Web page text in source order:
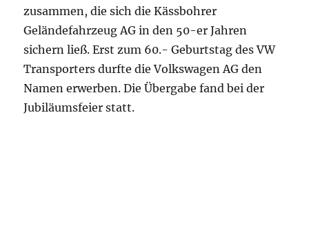
zusammen, die sich die Kässbohrer
Geländefahrzeug AG in den 50-er Jahren
sichern ließ. Erst zum 60.- Geburtstag des VW
Transporters durfte die Volkswagen AG den
Namen erwerben. Die Übergabe fand bei der
Jubiläumsfeier statt.